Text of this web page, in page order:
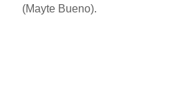
(Mayte Bueno).